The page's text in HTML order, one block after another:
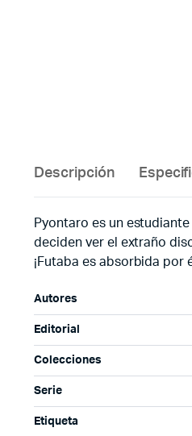
Descripción
Pyontaro es un
deciden ver el extraño
¡Futaba es absorbida por
Autores
Editorial
Colecciones
Serie
Etiqueta